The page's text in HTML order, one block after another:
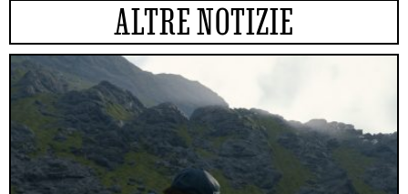
ALTRE NOTIZIE